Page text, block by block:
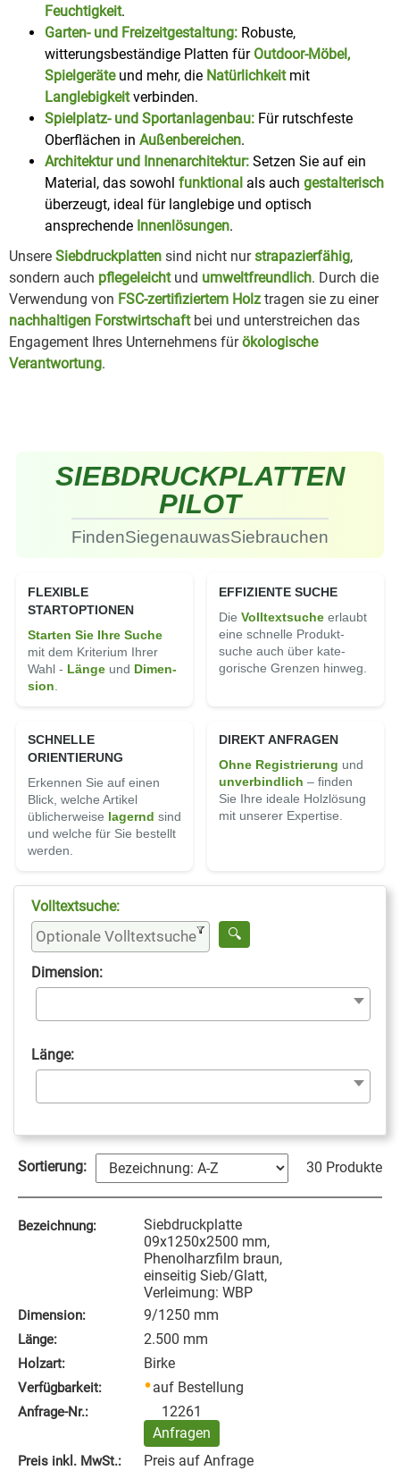
Feuchtigkeit.
Garten- und Freizeitgestaltung: Robuste,
witterungsbeständige Platten für Outdoor-Möbel,
Spielgeräteund mehr, die Natürlichkeitmit
Langlebigkeitverbinden.
Spielplatz- und Sportanlagenbau: Für rutschfeste
Oberflächen in Außenbereichen.
Architektur und Innenarchitektur: Setzen Sie auf ein
Material, das sowohl funktional als auch gestalterisch
überzeugt, ideal für langlebige und optisch
ansprechende Innenlösungen.
Unsere Siebdruckplatten sind nicht nurstrapazierfähig,
sondern auch pflegeleichtund umweltfreundlich. Durch die
Verwendung von FSC-zertifiziertem Holz tragen sie zu einer
nachhaltigen Forstwirtschaftbei und unterstreichen das
Engagement Ihres Unternehmens fürökologische
Verantwortung.
SIEBDRUCKPLATTEN
PILOT
FindenSiegenauwasSiebrauchen
FLEXIBLE
STARTOPTIONEN
Starten Sie Ihre Suche
mit dem Kriterium Ihrer
Wahl - Längeund Di­men­
sion
EFFIZIENTE SUCHE
Die Volltext­sucheerlaubt
eine schnelle Produkt­
suche auch über kate­
gorische Grenzen hinweg.
SCHNELLE
ORIENTIERUNG
Erkennen Sie auf einen
Blick, welche Artikel
üblicherweise lagernd sind
und welche für Sie bestellt
werden.
DIREKT ANFRAGEN
Ohne Registrierung und
un­ver­bindlich – finden
Sie Ihre ideale Holz­lösung
mit unserer Expertise.
Volltextsuche:
Dimension:
Länge:
Sortierung: 30 Produkte
Bezeichnung:
Siebdruckplatte
09x1250x2500 mm,
Phenolharzfilm braun,
einseitig Sieb/Glatt,
Verleimung: WBP
Dimension: 9/1250 mm
Länge: 2.500 mm
Holzart: Birke
Verfügbarkeit: auf Bestellung
Anfrage‑Nr.:
12261
Anfragen
Preis inkl. MwSt.: Preis auf Anfrage